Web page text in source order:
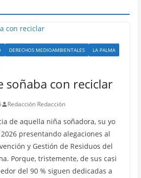
DERECHOS MEDIOAMBIENTALES
LA PALMA
soñaba con reciclar
Redacción Redacción
de aquella niña soñadora, su yo
presentando alegaciones al
y Gestión de Residuos del
Porque, tristemente, de sus casi
del 90 % siguen dedicadas a